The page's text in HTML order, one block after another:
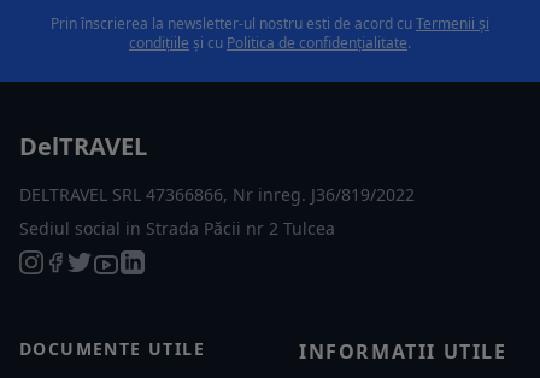
Prin înscrierea la newsletter-ul nostru esti de acord cuTermenii și
condițiile și cu Politica de confidențialitate.
DelTRAVEL
DELTRAVEL SRL 47366866, Nr inreg. J36/819/2022
Sediul social in Strada Păcii nr 2 Tulcea
DOCUMENTE UTILE
INFORMATII UTILE